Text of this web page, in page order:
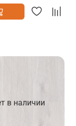
в наличии